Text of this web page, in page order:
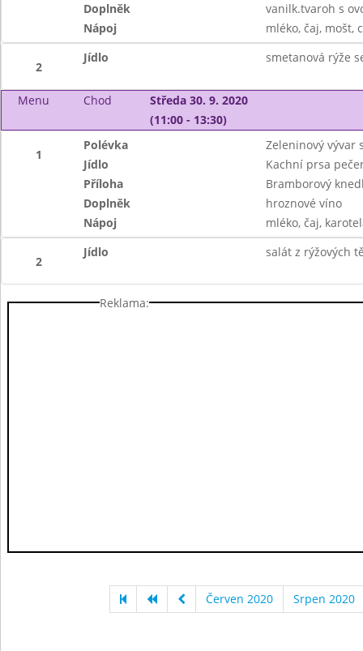
Doplněk
vanilk.tvaroh s
Nápoj
mléko, čaj, mošt,
2
Jídlo smetanová rýže
Menu Chod
Středa 30. 9. 2020
(11:00 - 13:30)
1
Polévka
Zeleninový vývar
Jídlo
Kachní prsa
Příloha
Bramborový
Doplněk
hroznové víno
Nápoj
mléko, čaj,
2
Jídlo salát z rýžových
Reklama:
Červen 2020 Srpen 2020